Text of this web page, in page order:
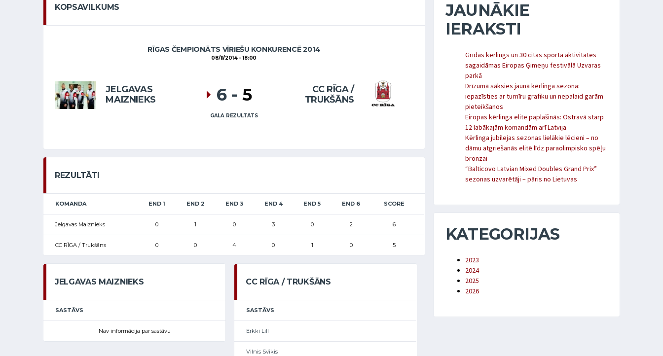
KOPSAVILKUMS
RĪGAS ČEMPIONĀTS VĪRIEŠU KONKURENCĒ 2014
08/11/2014 18:00
JELGAVAS
MAIZNIEKS
CC RĪGA /
TRUKŠĀNS
6 - 5
GALA REZULTĀTS
REZULTĀTI
KOMANDA END 1 END 2 END 3 END 4 END 5 END 6 SCORE
Jelgavas Maiznieks 0 1 0 3 0 2 6
CC RĪGA / Trukšāns 0 0 4 0 1 0 5
JELGAVAS MAIZNIEKS
SASTĀVS
Nav informācija par sastāvu
CC RĪGA / TRUKŠĀNS
SASTĀVS
Erkki Lill
Vilnis Svīķis
JAUNĀKIE
IERAKSTI
Grīdas kērlings un 30 citas sporta aktivitātes
sagaidāmas Eiropas Ģimeņu festivālā Uzvaras
parkā
Drīzumā sāksies jaunā kērlinga sezona:
iepazīsties ar turnīru grafiku un nepalaid garām
pieteikšanos
Eiropas kērlinga elite paplašinās: Ostravā starp
12 labākajām komandām arī Latvija
Kērlinga jubilejas sezonas lielākie lēcieni – no
dāmu atgriešanās elitē līdz paraolimpisko spēļu
bronzai
“Balticovo Latvian Mixed Doubles Grand Prix”
sezonas uzvarētāji – pāris no Lietuvas
KATEGORIJAS
2023
2024
2025
2026